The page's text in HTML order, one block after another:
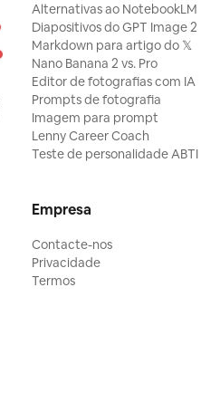
Alternativas ao NotebookLM
Diapositivos do GPT Image 2
Markdown para artigo do 𝕏
Nano Banana 2 vs. Pro
Editor de fotografias com IA
Prompts de fotografia
Imagem para prompt
Lenny Career Coach
Teste de personalidade ABTI
Empresa
Contacte-nos
Privacidade
Termos